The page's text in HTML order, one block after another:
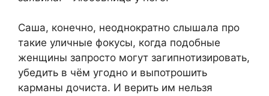
Саша, конечно, неоднократно слышала про
такие уличные фокусы, когда подобные
женщины запросто могут загипнотизировать,
убедить в чём угодно и выпотрошить
карманы дочиста. И верить им нельзя